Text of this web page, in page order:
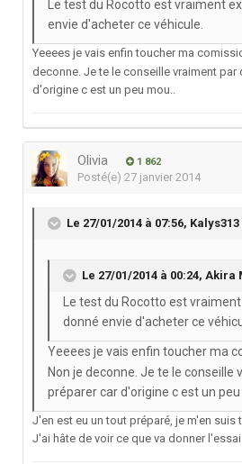
Le test du Rocotto est vraiment
envie d'acheter ce véhicule.
Yeeees je vais enfin toucher ma
deconne. Je te le conseille vraiment par
d'origine c est un peu mou..
Olivia 1 862
Posté(e) 27 janvier 2014
Le 27/01/2014 à 07:56,
Le 27/01/2014 à 00:24,
Le test du Rocotto est
donné envie d'acheter ce
Yeeees je vais enfin toucher ma
Non je deconne. Je te le conseille
préparer car d'origine c est un peu
J'en est eu un tout préparé, je m'en suis
J'ai hâte de voir ce que va donner